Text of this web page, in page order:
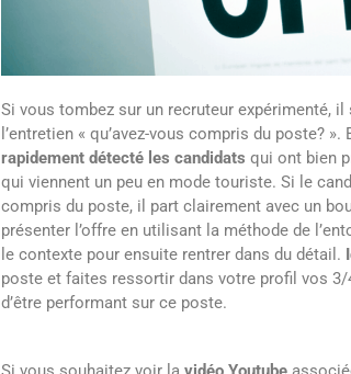
Si vous tombez sur un recruteur expérimenté,
l’entretien « qu’avez-vous compris du poste?
rapidement détecté les candidats qui ont bien
qui viennent un peu en mode touriste. Si le
compris du poste, il part clairement avec un
présenter l’offre en utilisant la méthode de
le contexte pour ensuite rentrer dans du détail.
poste et faites ressortir dans votre profil vos
d’être performant sur ce poste.